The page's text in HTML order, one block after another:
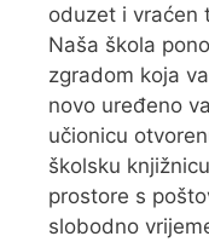
oduzet i vraćen
Naša škola
zgradom koja
novo uređeno
učionicu
školsku
prostore s
slobodno